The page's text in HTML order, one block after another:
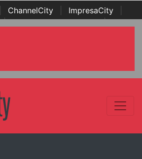
ChannelCity ImpresaCity
| Italian Channel Awards | Italian